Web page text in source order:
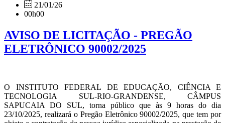
21/01/26
00h00
AVISO DE LICITAÇÃO - PREGÃO
ELETRÔNICO 90002/2025
O INSTITUTO FEDERAL DE EDUCAÇÃO, CIÊNCIA E
TECNOLOGIA SUL-RIO-GRANDENSE, CÂMPUS
SAPUCAIA DO SUL, torna público que às 9 horas do dia
23/10/2025, realizará o Pregão Eletrônico 90002/2025, que tem por